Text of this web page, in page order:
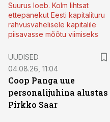
Suurus loeb. Kolm lihtsat
ettepanekut Eesti kapitalituru
rahvusvahelisele kapitalile
piisavasse mõõtu viimiseks
UUDISED
04.08.26, 11:04
Coop Panga uue
personalijuhina alustas
Pirkko Saar